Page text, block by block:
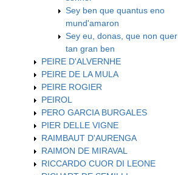
Sey ben que quantus eno
mund'amaron
Sey eu, donas, que non quer
tan gran ben
PEIRE D'ALVERNHE
PEIRE DE LA MULA
PEIRE ROGIER
PEIROL
PERO GARCIA BURGALES
PIER DELLE VIGNE
RAIMBAUT D'AURENGA
RAIMON DE MIRAVAL
RICCARDO CUOR DI LEONE